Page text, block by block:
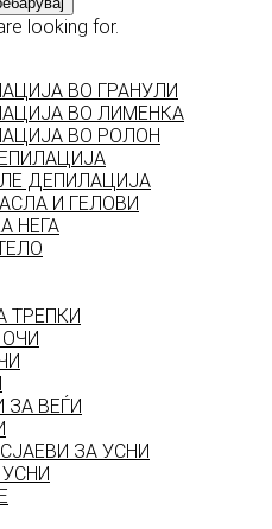
looking for.
ВО ГРАНУЛИ
ВО ЛИМЕНКА
ВО РОЛОН
ДЕПИЛАЦИЈА
И ГЕЛОВИ
НЕГА
ТРЕПКИ
ВЕЃИ
ЗА УСНИ